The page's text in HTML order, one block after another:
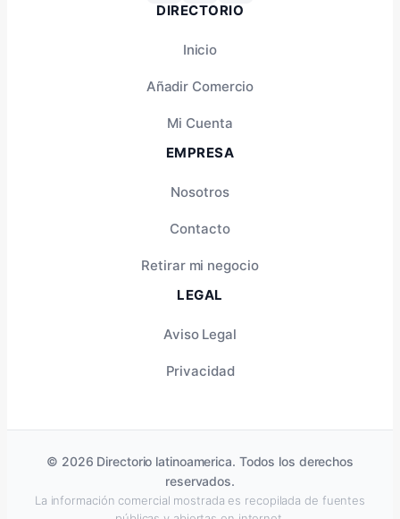
DIRECTORIO
Inicio
Añadir Comercio
Mi Cuenta
EMPRESA
Nosotros
Contacto
Retirar mi negocio
LEGAL
Aviso Legal
Privacidad
© 2026 Directorio latinoamerica. Todos los derechos
reservados.
La información comercial mostrada es recopilada de fuentes